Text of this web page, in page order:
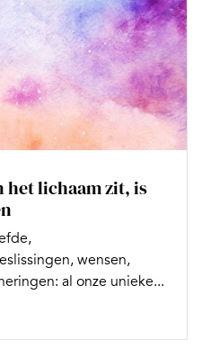
het lichaam zit, is
wensen,
al onze unieke...